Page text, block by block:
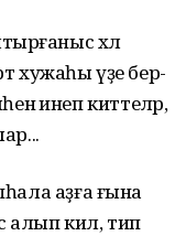
хәл
хужаһы үҙе бер-
инеп киттеләр,
аҙға ғына
алып кил, тип